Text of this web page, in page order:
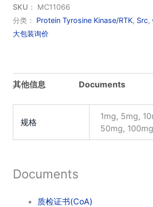
量
SKU： MC11066
分类： Protein Tyrosine Kinase/RTK, Src,
大包装询价
其他信息 Documents
规格
1mg, 5mg,
50mg, 100mg
Documents
质检证书(CoA)